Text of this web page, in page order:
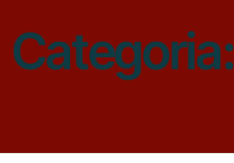
Categoria: